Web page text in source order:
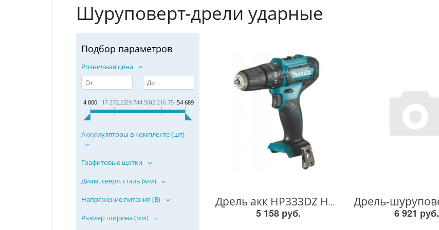
Шуруповерт-дрели ударные
Подбор параметров
Розничная цена
4 800 17 272.2529 744.5042 216.75 54 689
Аккумуляторы в комплекте (шт)
Графитовые щетки
Диам. сверл. сталь (мм)
Напряжение питания (В)
Размер ширина (мм)
Дрель акк HP333DZ HP333DZ
5 158 руб. 6 921 руб.